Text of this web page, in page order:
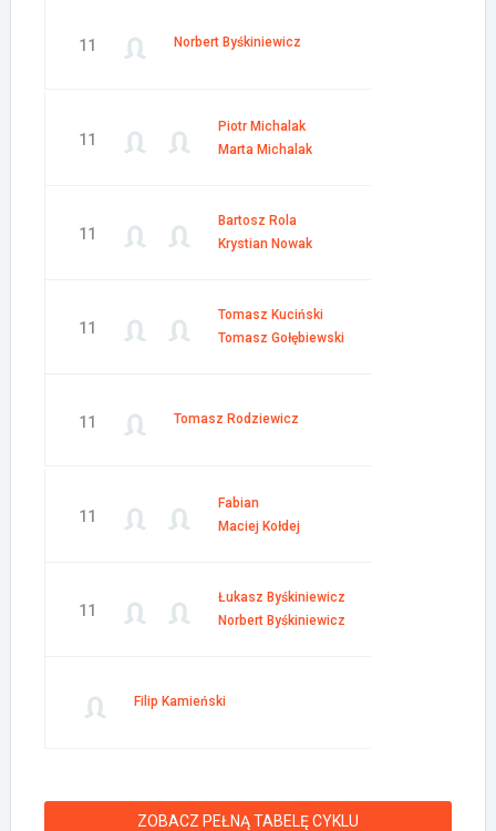
11 Norbert Byśkiniewicz
11
Piotr Michalak
Marta Michalak
11
Bartosz Rola
Krystian Nowak
11
Tomasz Kuciński
Tomasz Gołębiewski
11 Tomasz Rodziewicz
11
Fabian
Maciej Kołdej
11
Łukasz Byśkiniewicz
Norbert Byśkiniewicz
Filip Kamieński
ZOBACZ PEŁNĄ TABELĘ CYKLU